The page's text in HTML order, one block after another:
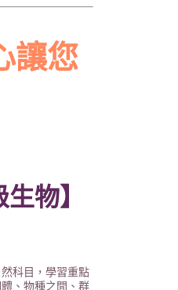
讓您
物】
科目，學習重點
、物種之間、群